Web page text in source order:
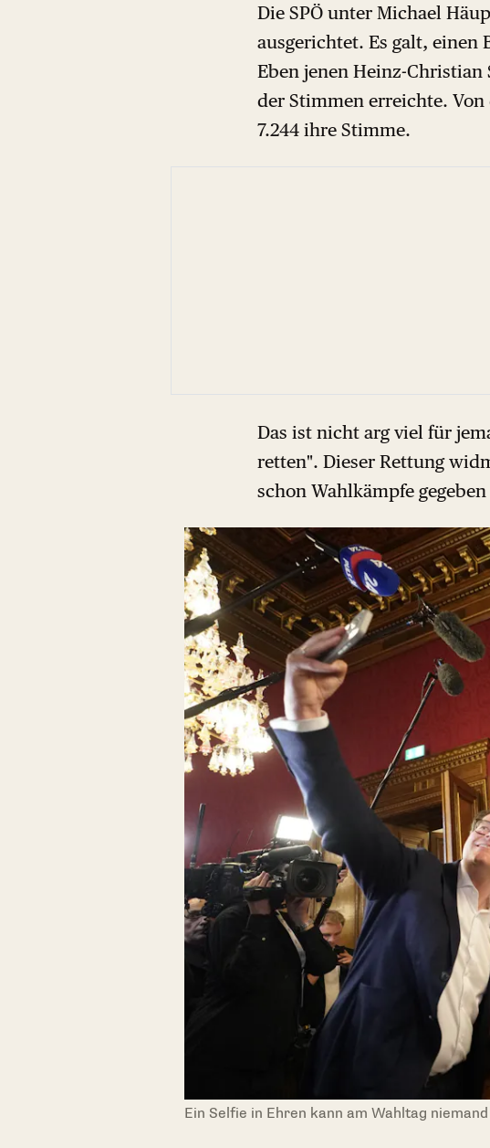
Die SPÖ unter Michael
ausgerichtet. Es galt, einen
Eben jenen Heinz-Christian
der Stimmen erreichte.
7.244 ihre Stimme.
Das ist nicht arg viel für
retten". Dieser Rettung
schon Wahlkämpfe
Ein Selfie in Ehren kann am Wahltag